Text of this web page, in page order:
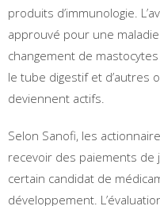
produits d’immunologie.
approuvé pour une
changement de
le tube digestif et d’autres
deviennent actifs.
Selon Sanofi, les
recevoir des paiements de
certain candidat de
développement.